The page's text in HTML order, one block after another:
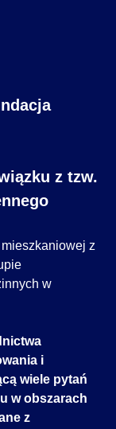
z tzw.
z
w
i
wiele pytań
w obszarach
z